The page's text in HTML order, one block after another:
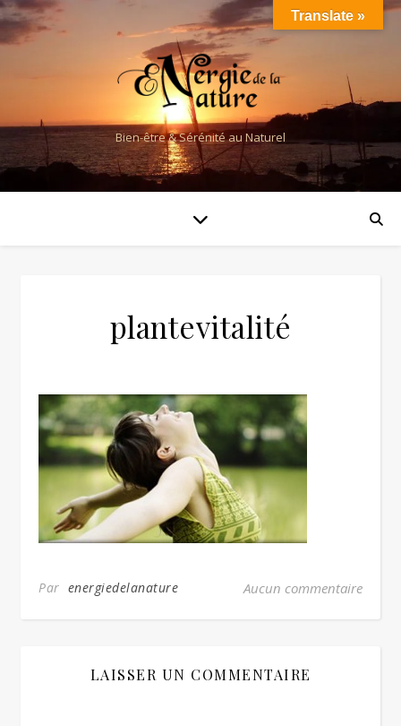
Bien-être & Sérénité au Naturel
plantevitalité
Par energiedelanature Aucun commentaire
LAISSER UN COMMENTAIRE
Translate »